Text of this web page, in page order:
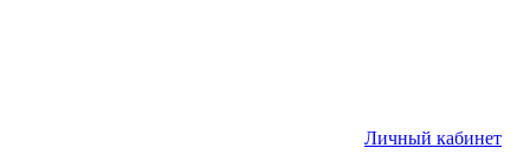
Личный кабинет